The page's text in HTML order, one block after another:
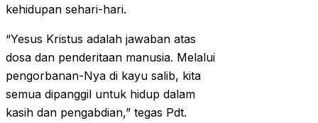
kehidupan sehari-hari.
“Yesus Kristus adalah jawaban atas
dosa dan penderitaan manusia. Melalui
pengorbanan-Nya di kayu salib, kita
semua dipanggil untuk hidup dalam
kasih dan pengabdian,” tegas Pdt.